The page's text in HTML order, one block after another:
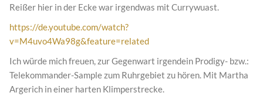
Reißer hier in der Ecke war irgendwas mit Currywuast.
https://de.youtube.com/watch?
v=M4uvo4Wa98g&feature=related
Ich würde mich freuen, zur Gegenwart irgendein Prodigy- bzw.:
Telekommander-Sample zum Ruhrgebiet zu hören. Mit Martha
Argerich in einer harten Klimperstrecke.